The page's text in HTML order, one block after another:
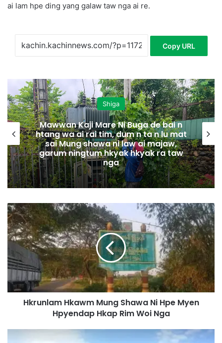
ai lam hpe ding yang galaw taw nga ai re.
Copy URL
Shiga
Mawwan Kaji Mare Ni Buga de bai n
htang wa ai rai tim, dum n ta n lu mat
sai Mung shawa ni law ai majaw,
garum ningtum hkyak hkyak ra taw
nga
H
k
r
u
l
a
m
H
Hkrunlam Hkawm Mung Shawa Ni Hpe Myen
Hpyendap Hkap Rim Woi Nga